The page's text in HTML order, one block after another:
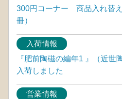
300円コーナー 商品入れ替
冊）
入荷情報
『肥前陶磁の編年1 』（近世
入荷しました
営業情報